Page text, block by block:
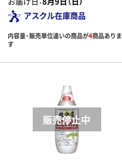
アスクル在庫商品
内容量・販売単位違いの商品が4商品ありま
す